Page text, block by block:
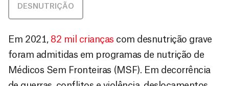
DESNUTRIÇÃO
Em 2021, 82 mil crianças com desnutrição grave
foram admitidas em programas de nutrição de
Médicos Sem Fronteiras (MSF). Em decorrência